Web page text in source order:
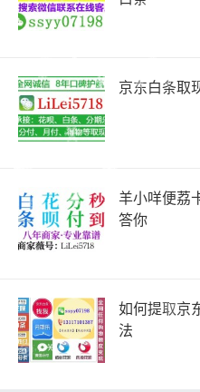
京东白条取
羊小咩便荔
答你
如何提取京
法